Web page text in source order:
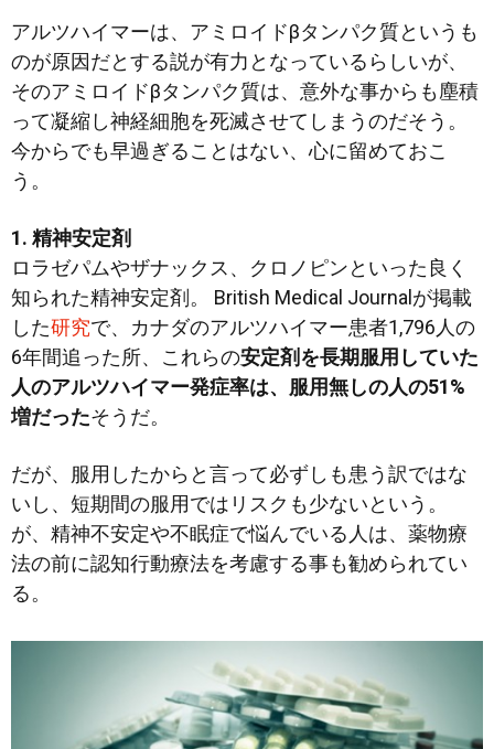
アルツハイマーは、アミロイドβタンパク質というも
のが原因だとする説が有力となっているらしいが、
そのアミロイドβタンパク質は、意外な事からも塵積
って凝縮し神経細胞を死滅させてしまうのだそう。
今からでも早過ぎることはない、心に留めておこ
う。
1. 精神安定剤
ロラゼパムやザナックス、クロノピンといった良く
知られた精神安定剤。 British Medical Journalが掲載
した研究で、カナダのアルツハイマー患者1,796人の
6年間追った所、これらの安定剤を長期服用していた
人のアルツハイマー発症率は、服用無しの人の51%
増だったそうだ。
だが、服用したからと言って必ずしも患う訳ではな
いし、短期間の服用ではリスクも少ないという。
が、精神不安定や不眠症で悩んでいる人は、薬物療
法の前に認知行動療法を考慮する事も勧められてい
る。